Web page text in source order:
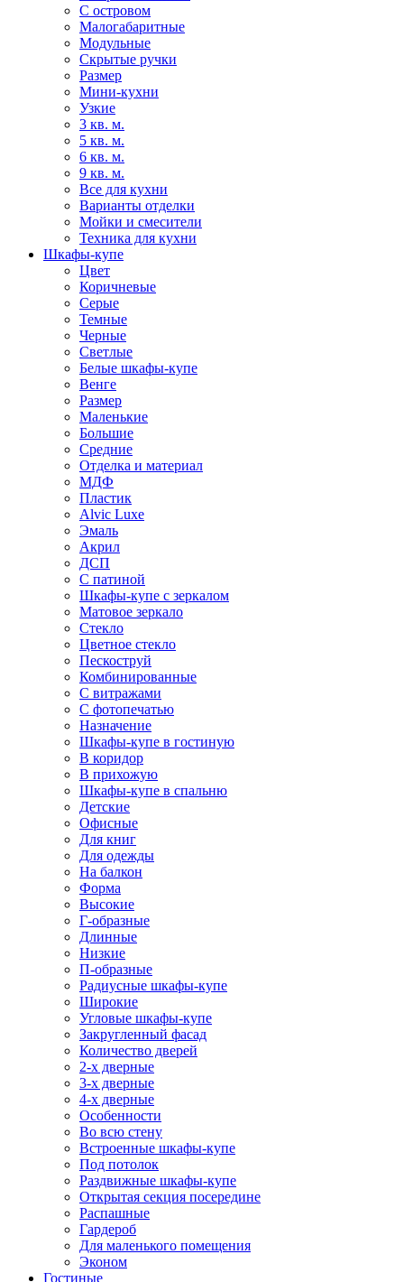
С островом
Малогабаритные
Модульные
Скрытые ручки
Размер
Мини-кухни
Узкие
3 кв. м.
5 кв. м.
6 кв. м.
9 кв. м.
Все для кухни
Варианты отделки
Мойки и смесители
Техника для кухни
Шкафы-купе
Цвет
Коричневые
Серые
Темные
Черные
Светлые
Белые шкафы-купе
Венге
Размер
Маленькие
Большие
Средние
Отделка и материал
МДФ
Пластик
Alvic Luxe
Эмаль
Акрил
ДСП
С патиной
Шкафы-купе с зеркалом
Матовое зеркало
Стекло
Цветное стекло
Пескоструй
Комбинированные
С витражами
С фотопечатью
Назначение
Шкафы-купе в гостиную
В коридор
В прихожую
Шкафы-купе в спальню
Детские
Офисные
Для книг
Для одежды
На балкон
Форма
Высокие
Г-образные
Длинные
Низкие
П-образные
Радиусные шкафы-купе
Широкие
Угловые шкафы-купе
Закругленный фасад
Количество дверей
2-х дверные
3-х дверные
4-х дверные
Особенности
Во всю стену
Встроенные шкафы-купе
Под потолок
Раздвижные шкафы-купе
Открытая секция посередине
Распашные
Гардероб
Для маленького помещения
Эконом
Гостиные